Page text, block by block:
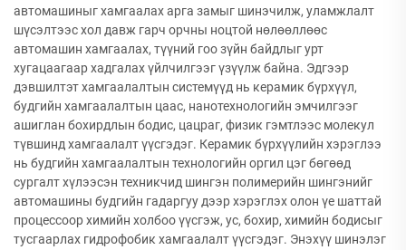
автомашиныг хамгаалах арга замыг шинэчилж, уламжлалт
шүсэлтээс хол давж гарч орчны ноцтой нөлөөллөөс
автомашин хамгаалах, түүний гоо зүйн байдлыг урт
хугацаагаар хадгалах үйлчилгээг үзүүлж байна. Эдгээр
дэвшилтэт хамгаалалтын системүүд нь керамик бүрхүүл,
будгийн хамгаалалтын цаас, нанотехнологийн эмчилгээг
ашиглан бохирдлын бодис, цацраг, физик гэмтлээс молекул
түвшинд хамгаалалт үүсгэдэг. Керамик бүрхүүлийн хэрэглээ
нь будгийн хамгаалалтын технологийн оргил цэг бөгөөд
сургалт хүлээсэн техникчид шингэн полимерийн шингэнийг
автомашины будгийн гадаргуу дээр хэрэглэх олон үе шаттай
процессоор химийн холбоо үүсгэж, ус, бохир, химийн бодисыг
тусгаарлах гидрофобик хамгаалалт үүсгэдэг. Энэхүү шинэлэг